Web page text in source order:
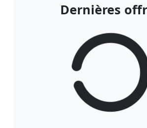
Dernières